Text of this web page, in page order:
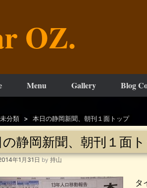
OZ.
Menu Gallery Blog
未分類 > 本日の静岡新聞、朝刊１面トップ
の静岡新聞、朝刊１面
年1月31日 by 持山
タ